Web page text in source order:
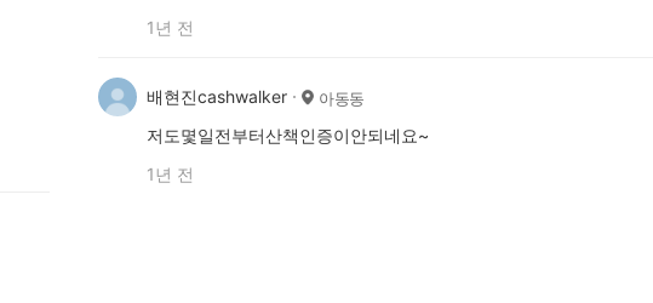
1년 전
배현진cashwalker 아동동
저도몇일전부터산책인증이안되네요~
1년 전